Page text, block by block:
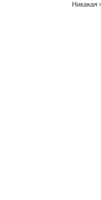
Никакая